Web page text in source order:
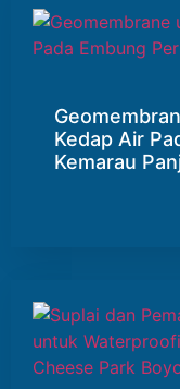
Kedap Air
Kemarau